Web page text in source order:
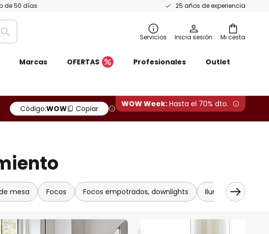
de 50 días 25 años de experiencia
Mi cesta
Buscar Servicios Inicia sesión
Marcas OFERTAS Profesionales Outlet
Código:WOW Copiar WOW Week: Hasta el 70% dto.
mesa Focos Focos empotrados, downlights Iluminación